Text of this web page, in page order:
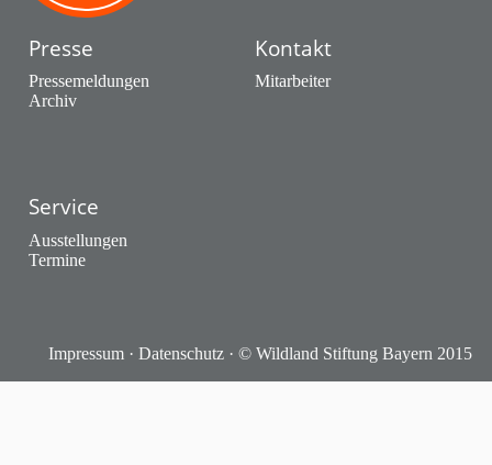
Presse
Pressemeldungen
Archiv
Kontakt
Mitarbeiter
Service
Ausstellungen
Termine
Impressum ·Datenschutz · © Wildland Stiftung Bayern 2015